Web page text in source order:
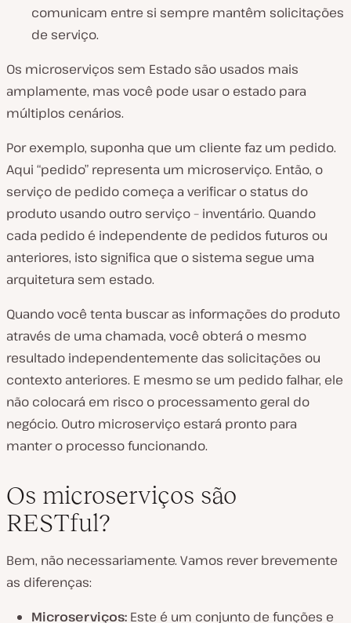
comunicam entre si sempre mantêm solicitações
de serviço.
Os microserviços sem Estado são usados mais
amplamente, mas você pode usar o estado para
múltiplos cenários.
Por exemplo, suponha que um cliente faz um pedido.
Aqui “pedido” representa um microserviço. Então, o
serviço de pedido começa a verificar o status do
produto usando outro serviço – inventário. Quando
cada pedido é independente de pedidos futuros ou
anteriores, isto significa que o sistema segue uma
arquitetura sem estado.
Quando você tenta buscar as informações do produto
através de uma chamada, você obterá o mesmo
resultado independentemente das solicitações ou
contexto anteriores. E mesmo se um pedido falhar, ele
não colocará em risco o processamento geral do
negócio. Outro microserviço estará pronto para
manter o processo funcionando.
Os microserviços são
RESTful?
Bem, não necessariamente. Vamos rever brevemente
as diferenças:
Microserviços: Este é um conjunto de funções e